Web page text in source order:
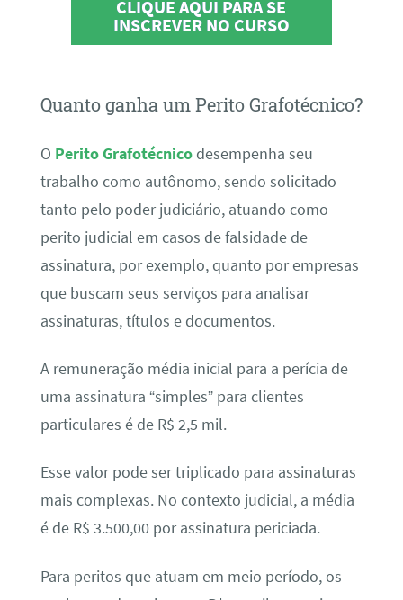
CLIQUE AQUI PARA SE
INSCREVER NO CURSO
Quanto ganha um Perito Grafotécnico?
O Perito Grafotécnicodesempenha seu
trabalho como autônomo, sendo solicitado
tanto pelo poder judiciário, atuando como
perito judicial em casos de falsidade de
assinatura, por exemplo, quanto por empresas
que buscam seus serviços para analisar
assinaturas, títulos e documentos.
A remuneração média inicial para a perícia de
uma assinatura “simples” para clientes
particulares é de R$ 2,5 mil.
Esse valor pode ser triplicado para assinaturas
mais complexas. No contexto judicial, a média
é de R$ 3.500,00 por assinatura periciada.
Para peritos que atuam em meio período, os